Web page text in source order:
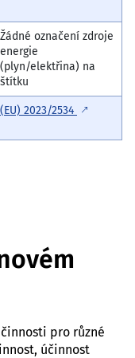
Žádné označení zdroje
energie
(plyn/elektřina) na
štítku
(EU) 2023/2534
pro různé
účinnost